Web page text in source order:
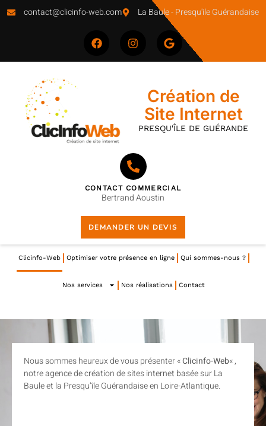
principalcontact@clicinfo-web.com La Baule - Presqu'ile Guérandaise
Création de
Site Internet
PRESQU'ÎLE DE GUÉRANDE
CONTACT COMMERCIAL
Bertrand Aoustin
DEMANDER UN DEVIS
Clicinfo-Web Optimiser votre présence en ligne Qui sommes-nous ?
Nos services Nos réalisations Contact
Nous sommes heureux de vous présenter «Clicinfo-Web« ,
notre agence de création de sites internet basée sur La
Baule et la Presqu’île Guérandaise en Loire-Atlantique.